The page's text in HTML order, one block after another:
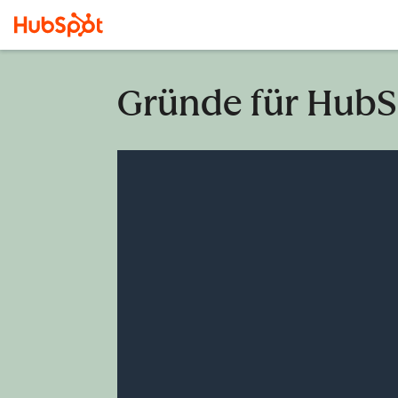
Gründe für